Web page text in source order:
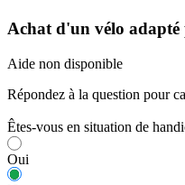
Achat d'un vélo
Aide non disponible
Répondez à la question pour
Êtes-vous en situation de
Oui